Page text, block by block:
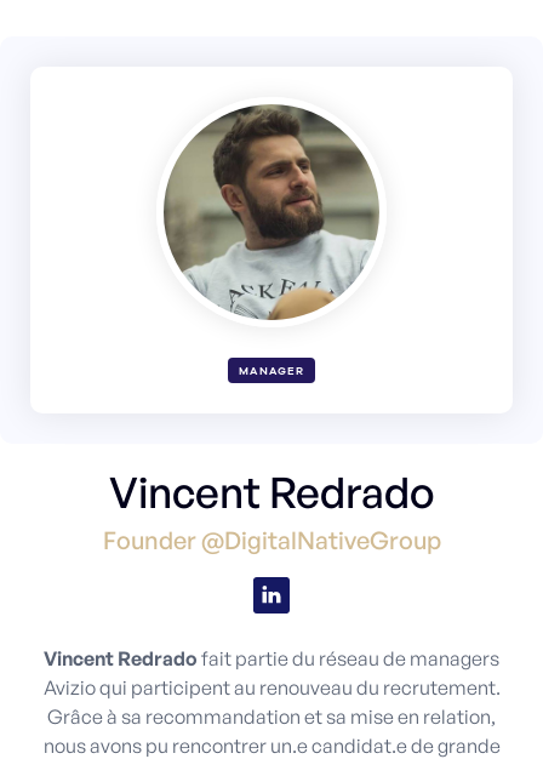
MANAGER
Vincent Redrado
Founder @DigitalNativeGroup
Vincent Redrado fait partie du réseau de managers
Avizio qui participent au renouveau du recrutement.
Grâce à sa recommandation et sa mise en relation,
nous avons pu rencontrer un.e candidat.e de grande